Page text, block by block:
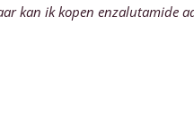
kan ik kopen enzalutamide